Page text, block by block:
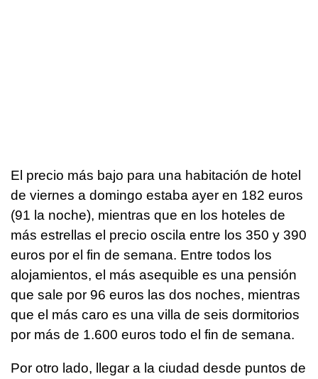
El precio más bajo para una habitación de hotel
de viernes a domingo estaba ayer en 182 euros
(91 la noche), mientras que en los hoteles de
más estrellas el precio oscila entre los 350 y 390
euros por el fin de semana. Entre todos los
alojamientos, el más asequible es una pensión
que sale por 96 euros las dos noches, mientras
que el más caro es una villa de seis dormitorios
por más de 1.600 euros todo el fin de semana.
Por otro lado, llegar a la ciudad desde puntos de